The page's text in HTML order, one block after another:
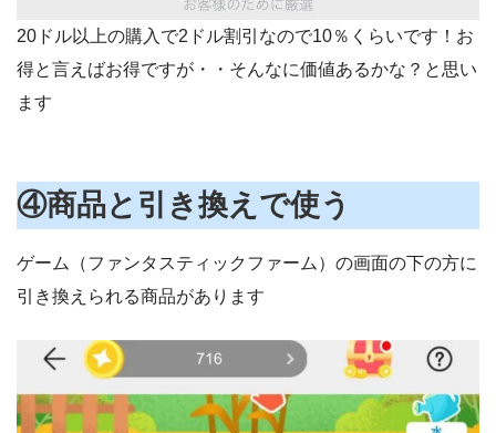
20ドル以上の購入で2ドル割引なので10％くらいです！お
得と言えばお得ですが・・そんなに価値あるかな？と思い
ます
④商品と引き換えで使う
ゲーム（ファンタスティックファーム）の画面の下の方に
引き換えられる商品があります